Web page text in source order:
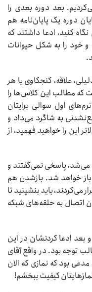
بعد دوره بعدی را
دوره یک پایان‌نامه هم
کنید، ادعا داشتند که
و خود را به شکل حیوانات
علاقه، کنجکاوی یا هر
مطالب این کلاس‌ها را
اول سوالی برایتان
به شاگرد می‌داد و
مثلا در ترم ۴ یا ترم بالاتر این را خواهید فهمید، از
می‌شد، پاسخی نمی‌گفتند و
که مثلا در ترم ۶ برایتان باز خواهد شد. بازشدن هم
می‌کردند، باید بنشینید تا
اتصال به حلقه‌های شبکه
بعد ادعا کردنشان در این
توجه بود. در واقع آقای
بود که نمازی که الان
کیفیت ببخشم!